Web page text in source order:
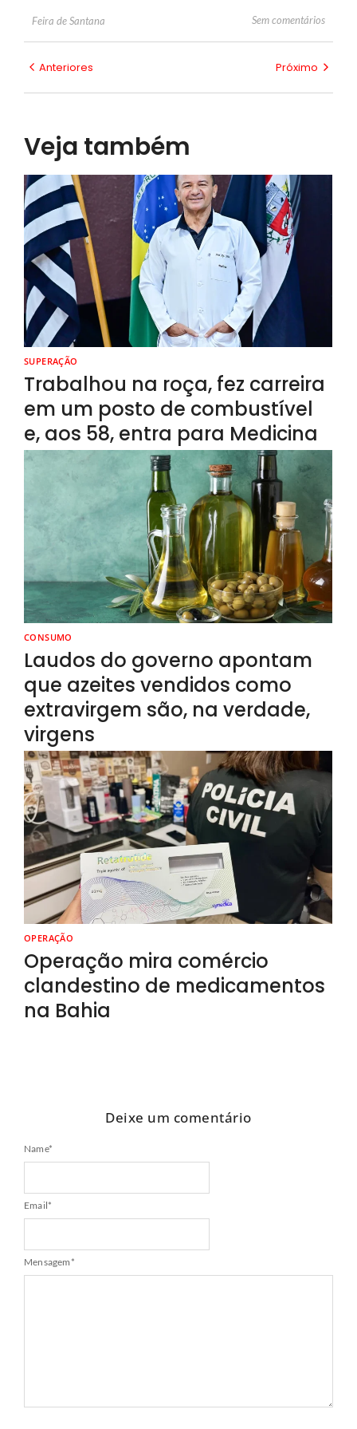
Feira de Santana Sem comentários
Anteriores Próximo
Veja também
SUPERAÇÃO
Trabalhou na roça, fez carreira
em um posto de combustível
e, aos 58, entra para Medicina
CONSUMO
Laudos do governo apontam
que azeites vendidos como
extravirgem são, na verdade,
virgens
OPERAÇÃO
Operação mira comércio
clandestino de medicamentos
na Bahia
Deixe um comentário
Name*
Email*